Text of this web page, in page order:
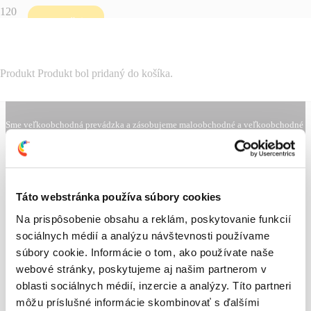
Táto webstránka používa súbory cookies
Na prispôsobenie obsahu a reklám, poskytovanie funkcií
sociálnych médií a analýzu návštevnosti používame
súbory cookie. Informácie o tom, ako používate naše
webové stránky, poskytujeme aj našim partnerom v
oblasti sociálnych médií, inzercie a analýzy. Títo partneri
môžu príslušné informácie skombinovať s ďalšími
Produkt Produkt bol pridaný do košíka.
Použiť
Sme veľkoobchodná prevádzka a zásobujeme maloobchodné a veľkoobchodné
predajne, máme aj najväčšiu špecializovanú predajňu v regióne, zameranú na
predaj farieb, stavebnej chémie, auto lakov a maliarskych potrieb. Poskytujeme
aj odborné poradenstvo, tónovanie auto lakov a farieb na plnoautomatických
miešacích zariadeniach od renomovaných firiem.
Produktové kategórie
AUTO-MOTO
BETÓN
CHEMIA